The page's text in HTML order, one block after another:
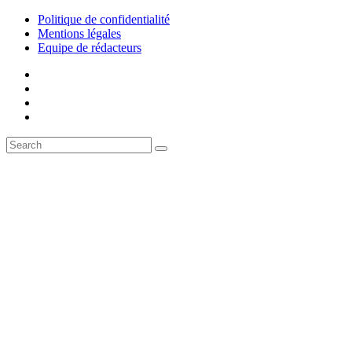
Politique de confidentialité
Mentions légales
Equipe de rédacteurs